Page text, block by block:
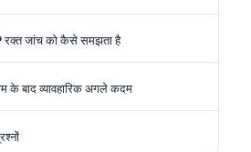
जांच को कैसे समझता है
के बाद व्यावहारिक अगले कदम